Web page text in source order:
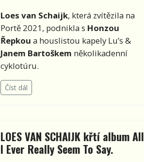
Loes van Schaijk, která zvítězila na
Portě 2021, podnikla s Honzou
Řepkou a houslistou kapely Lu’s &
Janem Bartoškem několikadenní
cyklotúru.
Číst dál
LOES VAN SCHAIJK křtí album All
I Ever Really Seem To Say.